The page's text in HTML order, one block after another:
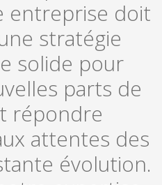
entreprise doit
stratégie
solide pour
parts de
répondre
attentes des
évolution.